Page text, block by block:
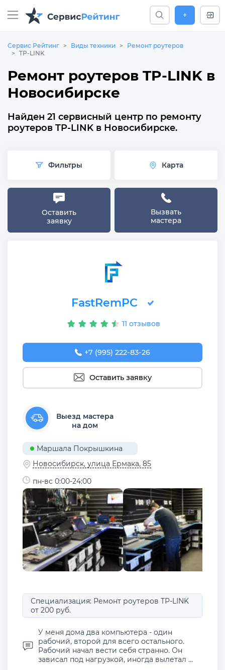
+
Сервис Рейтинг Виды техники
Ремонт роутеров
TP-LINK
Ремонт роутеров TP-LINK в
Новосибирске
Найден 21 сервисный центр по ремонту
роутеров TP-LINK в Новосибирске.
Фильтры Карта
Оставить
заявку
Вызвать
мастера
FastRemPC
11 отзывов
+7 (995) 222-83-26
Оставить заявку
Выезд мастера
на дом
Маршала Покрышкина
Новосибирск, улица Ермака, 85
пн-вс 0:00-24:00
Специализация: Ремонт роутеров TP-LINK
от 200 руб.
У меня дома два компьютера - один
рабочий, второй для всего остального.
Рабочий начал вести себя странно. Он
зависал под нагрузкой, иногда вылетал ...